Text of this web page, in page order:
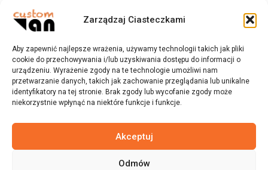
Zarządzaj Ciasteczkami
Aby zapewnić najlepsze wrażenia, używamy technologii takich jak pliki
cookie do przechowywania i/lub uzyskiwania dostępu do informacji o
urządzeniu. Wyrażenie zgody na te technologie umożliwi nam
przetwarzanie danych, takich jak zachowanie przeglądania lub unikalne
identyfikatory na tej stronie. Brak zgody lub wycofanie zgody może
niekorzystnie wpłynąć na niektóre funkcje i funkcje.
Akceptuj
Odmów